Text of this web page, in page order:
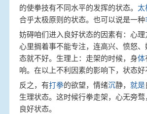
的使拳技有不同水平的发挥的状态。
合乎太极原则的状态。也可以说是一种
妨碍咱们进入良好状态的因素有：心理
心里搁着事不能专注，连高兴、愤怒
态就不好。生理上：走架的时候，身体
响。在以上不利因素的影响下，状态好
反之，有打拳的欲望，情绪沉静， 就是
生理状态。这时候行拳走架，心无旁
良好状态。